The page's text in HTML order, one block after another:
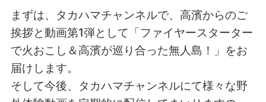
まずは、タカハマチャンネルで、高濱からのご
挨拶と動画第1弾として「ファイヤースターター
で火おこし＆高濱が巡り合った無人島！」をお
届けします。
そして今後、タカハマチャンネルにて様々な野